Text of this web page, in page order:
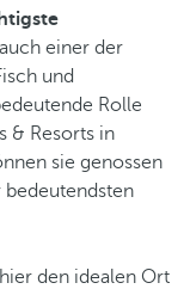
einer der
und
Rolle
& Resorts in
sie genossen
bedeutendsten
den idealen Ort